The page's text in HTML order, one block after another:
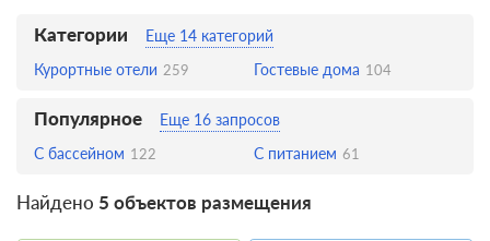
Категории
Еще 14 категорий
Курортные отели 259 Гостевые дома 104
Популярное
Еще 16 запросов
С бассейном 122 С питанием 61
Найдено 5 объектов размещения